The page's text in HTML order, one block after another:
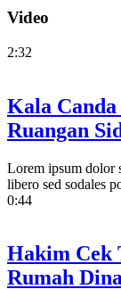
Video
2:32
Kala
Ruangan
Lorem ipsum dolor
libero sed sodales
0:44
Hakim Cek
Rumah